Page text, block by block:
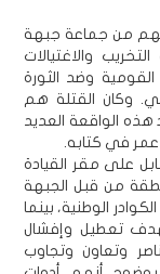
من جماعة جبهة
والاغتيالات
القومية وضد الثورة
وكان القتلة هم
الواقعة العديد
في كتابه.
على مقر القيادة
من قبل الجبهة
من الكوادر الوطنية، بينما
تعطيل وإفشال
وتعاون وتجاوب